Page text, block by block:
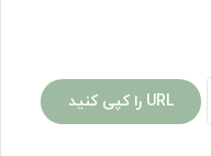
URL را کپی کنید